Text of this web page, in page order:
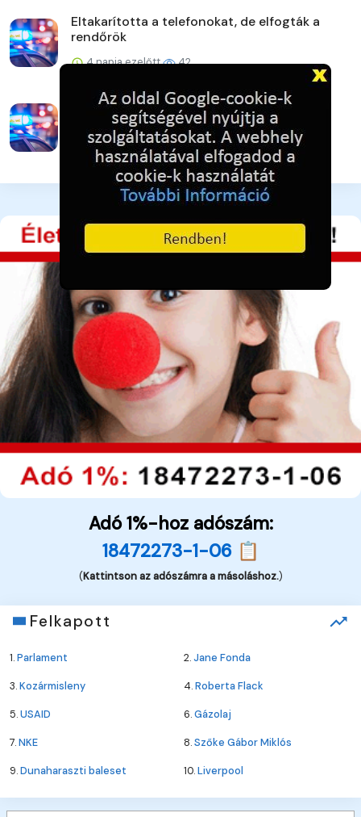
Eltakarította a telefonokat, de elfogták a
rendőrök
4 napja ezelőtt 42
Veszprém vármegye augusztusi
rendezvényei
4 napja ezelőtt 43
Adó 1%-hoz adószám:
18472273-1-06 📋
(Kattintson az adószámra a másoláshoz.)
Felkapott
1.Parlament 2.Jane Fonda
3.Kozármisleny 4.Roberta Flack
5.USAID 6.Gázolaj
7.NKE 8.Szőke Gábor Miklós
9.Dunaharaszti baleset 10.Liverpool